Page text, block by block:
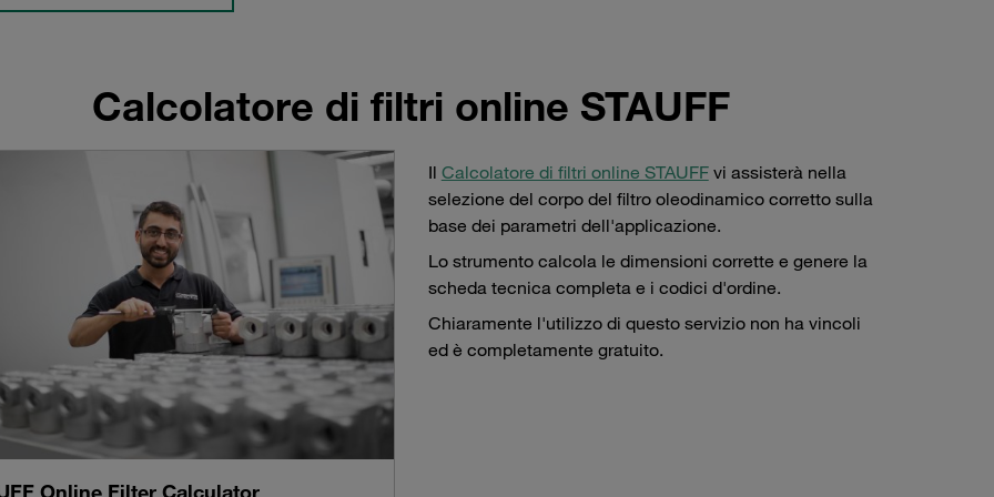
Calcolatore di filtri online STAUFF
Online Filter Calculator
Il Calcolatore di filtri online STAUFFvi assisterà nella
selezione del corpo del filtro oleodinamico corretto sulla
base dei parametri dell'applicazione.
Lo strumento calcola le dimensioni corrette e genere la
scheda tecnica completa e i codici d'ordine.
Chiaramente l'utilizzo di questo servizio non ha vincoli
ed è completamente gratuito.